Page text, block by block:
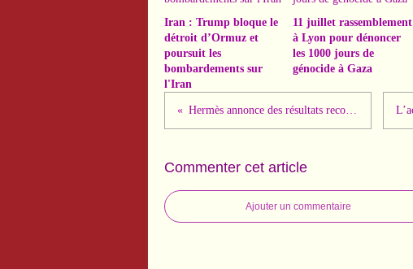
Iran : Trump bloque le
détroit d’Ormuz et
poursuit les
bombardements sur
l'Iran
11 juillet rassemblement
à Lyon pour dénoncer
les 1000 jours de
génocide à Gaza
Hermès annonce des résultats record en 2024 !
Commenter cet article
Ajouter un commentaire